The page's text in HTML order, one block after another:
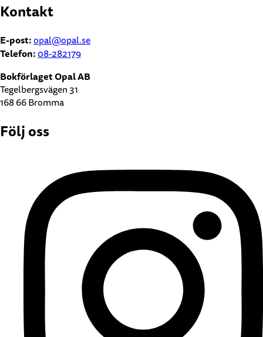
Kontakt
E-post:opal@opal.se
Telefon:08-282179
Bokförlaget Opal AB
Tegelbergsvägen 31
168 66 Bromma
Följ oss